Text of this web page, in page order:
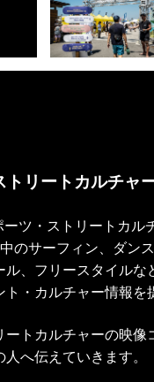
トリートカルチャ
ツ・ストリートカ
のサーフィン、ダン
ル、フリースタイル
ト・カルチャー情報を
トカルチャーの映
へ伝えていきます。